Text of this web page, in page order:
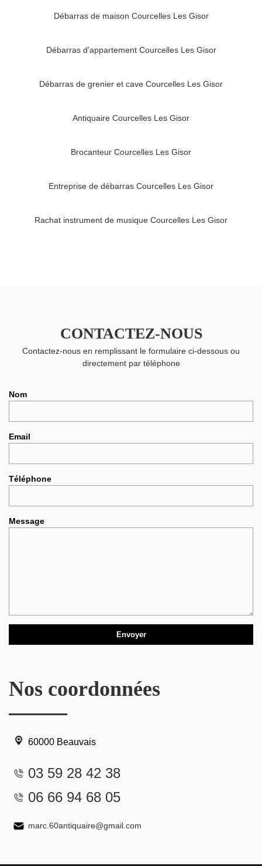
Débarras de maison Courcelles Les Gisor
Débarras d'appartement Courcelles Les Gisor
Débarras de grenier et cave Courcelles Les Gisor
Antiquaire Courcelles Les Gisor
Brocanteur Courcelles Les Gisor
Entreprise de débarras Courcelles Les Gisor
Rachat instrument de musique Courcelles Les Gisor
CONTACTEZ-NOUS
Contactez-nous en remplissant le formulaire ci-dessous ou
directement par téléphone
Nom
Email
Téléphone
Message
Nos coordonnées
60000 Beauvais
03 59 28 42 38
06 66 94 68 05
marc.60antiquaire@gmail.com